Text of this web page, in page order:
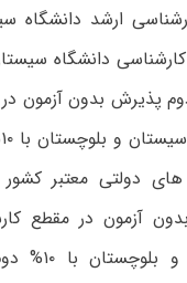
ارشد دانشگاه
کارشناسی دانشگاه
پذیرش بدون آزمون
های دولتی معتبر
آزمون در مقطع
سیستان و